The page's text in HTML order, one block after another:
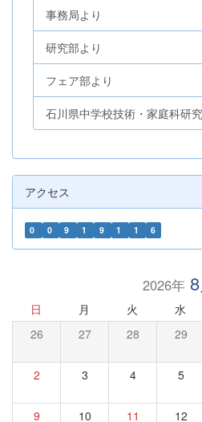
事務局より
研究部より
フェア部より
石川県中学校技術・家庭科研
アクセス
0 0 9 1 9 1 1 6
2026年8
日 月 火 水
26 27 28 29
2 3 4 5
9 10 11 12